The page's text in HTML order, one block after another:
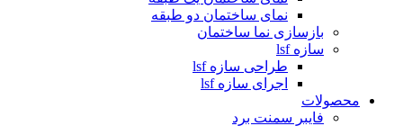
نمای ساختمان دو طبقه
بازسازی نما ساختمان
سازه lsf
طراحی سازه lsf
اجرای سازه lsf
محصولات
فایبر سمنت برد